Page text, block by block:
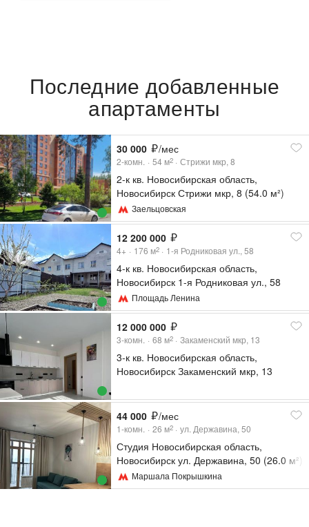
Последние добавленные
апартаменты
30 000 /мес
2-комн. 54 м2 Стрижи мкр, 8
2-к кв. Новосибирская область,
Новосибирск Стрижи мкр, 8 (54.0 м²)
Заельцовская
12 200 000
4+ 176 м2 1-я Родниковая ул., 58
4-к кв. Новосибирская область,
Новосибирск 1-я Родниковая ул., 58
(176.5 м²)
Площадь Ленина
12 000 000
3-комн. 68 м2 Закаменский мкр, 13
3-к кв. Новосибирская область,
Новосибирск Закаменский мкр, 13
44 000 /мес
1-комн. 26 м2 ул. Державина, 50
Студия Новосибирская область,
Новосибирск ул. Державина, 50 (26.0 м²)
Маршала Покрышкина